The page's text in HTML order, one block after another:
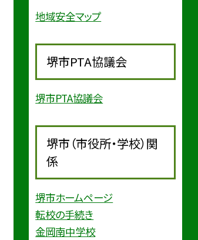
地域安全マップ
堺市PTA協議会
堺市PTA協議会
堺市（市役所・学校）関
係
堺市ホームページ
転校の手続き
金岡南中学校